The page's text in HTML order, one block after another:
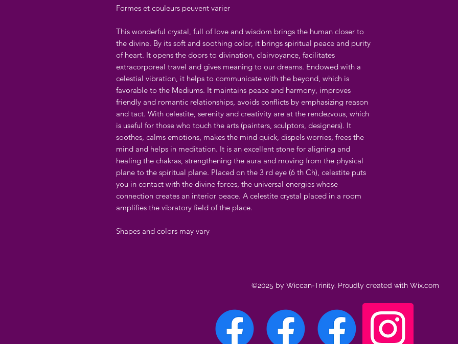
Formes et couleurs peuvent varier
This wonderful crystal, full of love and wisdom brings the human closer to
the divine. By its soft and soothing color, it brings spiritual peace and purity
of heart. It opens the doors to divination, clairvoyance, facilitates
extracorporeal travel and gives meaning to our dreams. Endowed with a
celestial vibration, it helps to communicate with the beyond, which is
favorable to the Mediums. It maintains peace and harmony, improves
friendly and romantic relationships, avoids conflicts by emphasizing reason
and tact. With celestite, serenity and creativity are at the rendezvous, which
is useful for those who touch the arts (painters, sculptors, designers). It
soothes, calms emotions, makes the mind quick, dispels worries, frees the
mind and helps in meditation. It is an excellent stone for aligning and
healing the chakras, strengthening the aura and moving from the physical
plane to the spiritual plane. Placed on the 3 rd eye (6 th Ch), celestite puts
you in contact with the divine forces, the universal energies whose
connection creates an interior peace. A celestite crystal placed in a room
amplifies the vibratory field of the place.
Shapes and colors may vary
©2025 by Wiccan-Trinity. Proudly created with Wix.com